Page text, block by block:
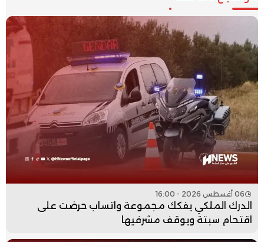
06 أغسطس 2026 - 16:00
الدرك الملكي يفكك مجموعة واتساب حرضت على
اقتحام سبتة ويوقف مشرفيها